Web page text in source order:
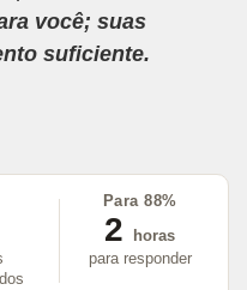
você; suas
suficiente.
Para 88%
2
horas
para responder